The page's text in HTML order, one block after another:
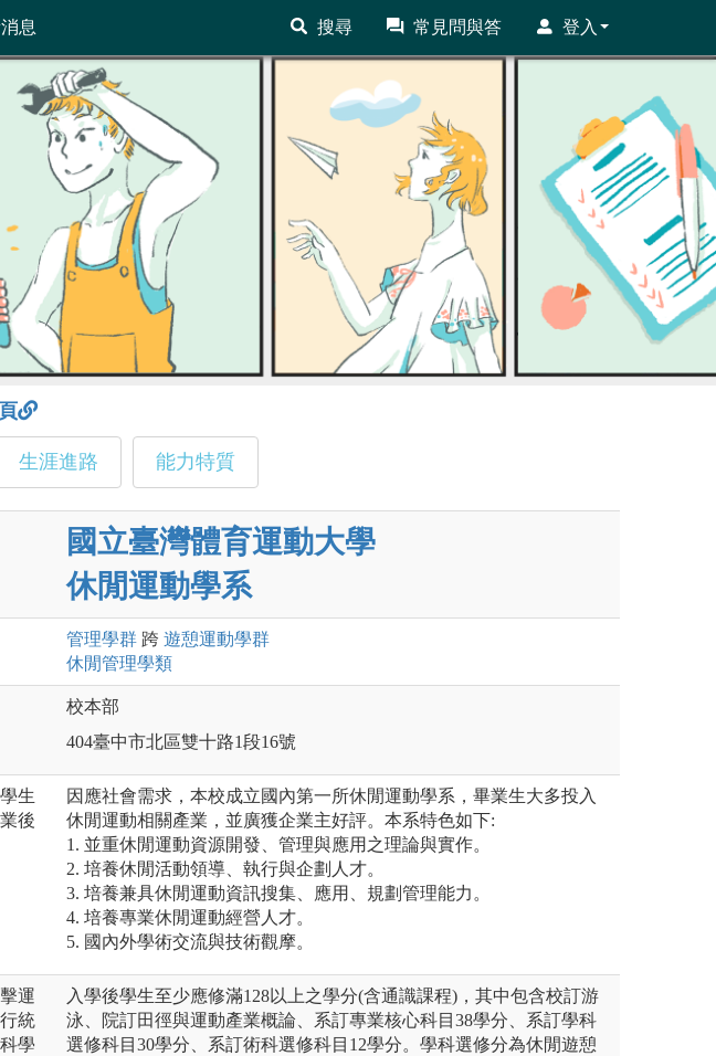
息 搜尋 常見問與答 登入
生涯進路 能力特質
國立臺灣體育運動大學
休閒運動學系
管理學群 跨 遊憩運動學群
休閒管理學類
校本部
404臺中市北區雙十路1段16號
生
後
因應社會需求，本校成立國內第一所休閒運動學系，畢業生大多投入
休閒運動相關產業，並廣獲企業主好評。本系特色如下:
1. 並重休閒運動資源開發、管理與應用之理論與實作。
2. 培養休閒活動領導、執行與企劃人才。
3. 培養兼具休閒運動資訊搜集、應用、規劃管理能力。
4. 培養專業休閒運動經營人才。
5. 國內外學術交流與技術觀摩。
運
統
學
入學後學生至少應修滿128以上之學分(含通識課程)，其中包含校訂游
泳、院訂田徑與運動產業概論、系訂專業核心科目38學分、系訂學科
選修科目30學分、系訂術科選修科目12學分。學科選修分為休閒遊憩